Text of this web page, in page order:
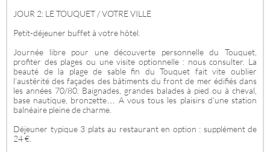
JOUR 2: LE TOUQUET / VOTRE VILLE
Petit-déjeuner buffet à votre hôtel.
Journée libre pour une découverte personnelle du Touquet,
profiter des plages ou une visite optionnelle : nous consulter. La
beauté de la plage de sable fin du Touquet fait vite oublier
l’austérité des façades des bâtiments du front de mer édifiés dans
les années 70/80. Baignades, grandes balades à pied ou à cheval,
base nautique, bronzette… A vous tous les plaisirs d’une station
balnéaire pleine de charme.
Déjeuner typique 3 plats au restaurant en option : supplément de
24 €.